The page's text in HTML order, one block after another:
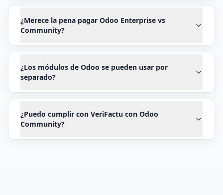
¿Merece la pena pagar Odoo Enterprise vs
Community?
¿Los módulos de Odoo se pueden usar por
separado?
¿Puedo cumplir con VeriFactu con Odoo
Community?